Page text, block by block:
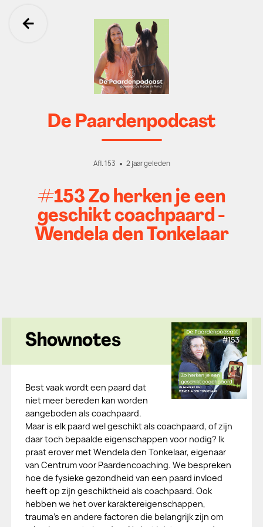
Ga terug
De Paardenpodcast
Afl. 153 2 jaar geleden
#153 Zo herken je een
geschikt coachpaard -
Wendela den Tonkelaar
Shownotes
Best vaak wordt een paard dat
niet meer bereden kan worden
aangeboden als coachpaard.
Maar is elk paard wel geschikt als coachpaard, of zijn
daar toch bepaalde eigenschappen voor nodig? Ik
praat erover met Wendela den Tonkelaar, eigenaar
van Centrum voor Paardencoaching. We bespreken
hoe de fysieke gezondheid van een paard invloed
heeft op zijn geschiktheid als coachpaard. Ook
hebben we het over karaktereigenschappen,
trauma's en andere factoren die belangrijk zijn om